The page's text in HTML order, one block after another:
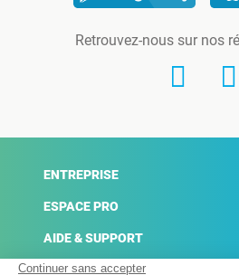
Retrouvez-nous sur nos
ENTREPRISE
ESPACE PRO
AIDE & SUPPORT
ACTUALITÉS